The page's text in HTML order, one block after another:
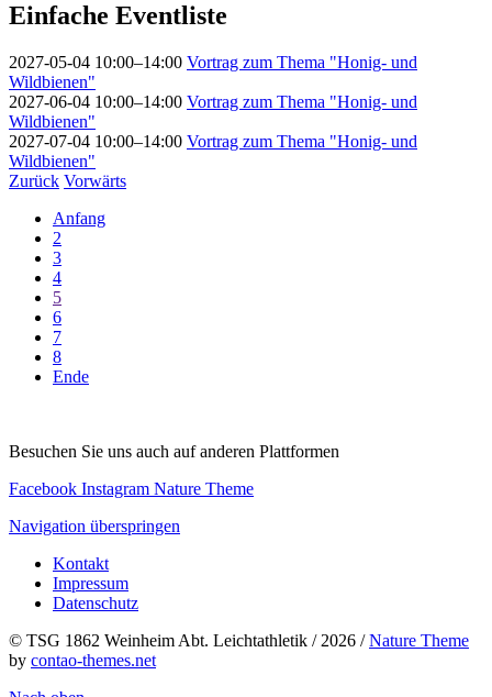
Einfache Eventliste
2027-05-04 10:00–14:00 Vortrag zum Thema "Honig- und
Wildbienen"
2027-06-04 10:00–14:00 Vortrag zum Thema "Honig- und
Wildbienen"
2027-07-04 10:00–14:00 Vortrag zum Thema "Honig- und
Wildbienen"
Zurück Vorwärts
Anfang
2
3
4
5
6
7
8
Ende
Besuchen Sie uns auch auf anderen Plattformen
Facebook Instagram Nature Theme
Navigation überspringen
Kontakt
Impressum
Datenschutz
© TSG 1862 Weinheim Abt. Leichtathletik / 2026 /Nature Theme
by contao-themes.net